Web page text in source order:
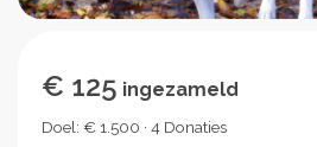
€ 125 ingezameld
Doel: € 1.500 · 4 Donaties